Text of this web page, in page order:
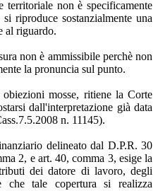
territoriale non è specificamente
riproduce sostanzialmente una
al riguardo.
non è ammissibile perchè non
la pronuncia sul punto.
mosse, ritiene la Corte
dall'interpretazione già data
n. 11145).
delineato dal D.P.R. 30
2, e art. 40, comma 3, esige la
dei datore di lavoro, degli
che tale copertura si realizza